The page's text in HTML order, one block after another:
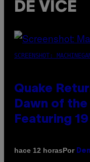
DE VICE
SCREENSHOT:
Quake
Dawn of
Featuring
hace 12 horasPor